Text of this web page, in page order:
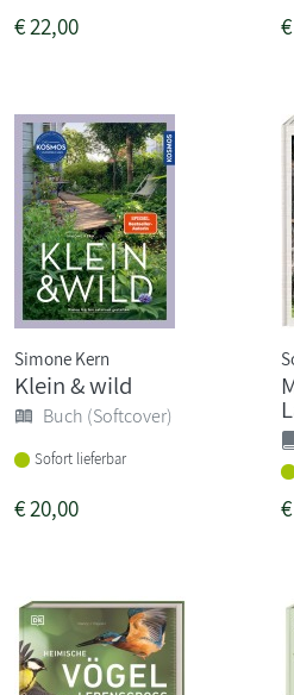
€22,00 €
Simone Kern
Klein & wild
Buch (Softcover)
Sofort lieferbar
€20,00 €